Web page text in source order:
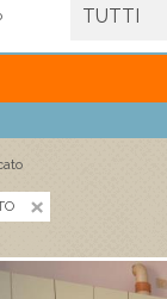
TUTTI